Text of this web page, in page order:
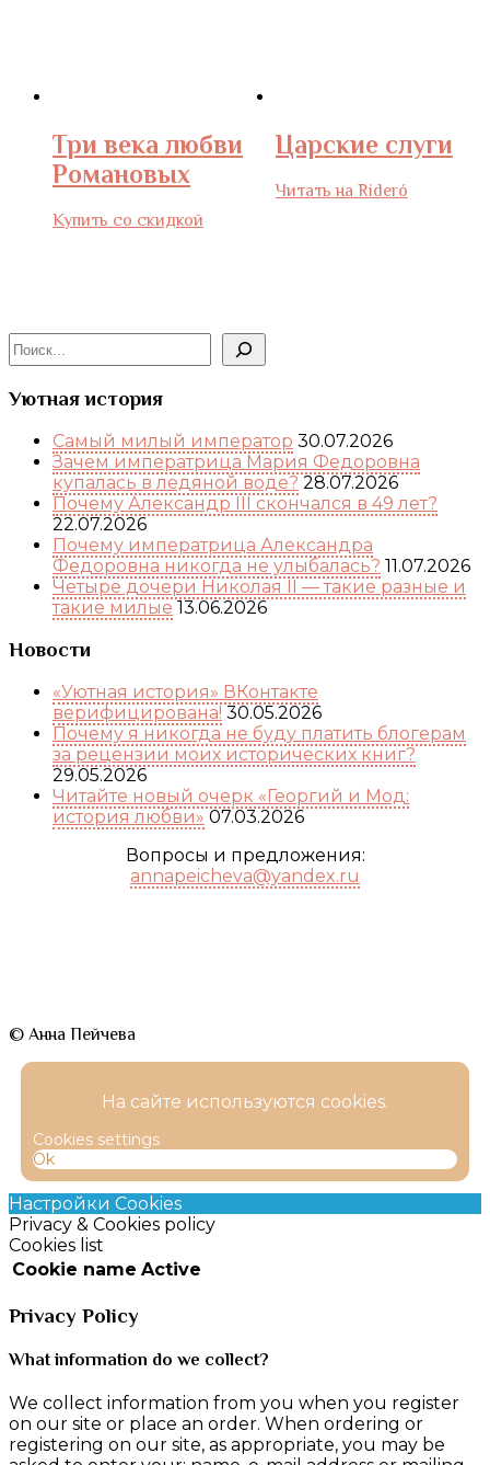
Три века любви
Романовых
Купить со скидкой
Царские слуги
Читать на Rideró
Поиск
Уютная история
Самый милый император 30.07.2026
Зачем императрица Мария Федоровна
купалась в ледяной воде? 28.07.2026
Почему Александр III скончался в 49 лет?
22.07.2026
Почему императрица Александра
Федоровна никогда не улыбалась? 11.07.2026
Четыре дочери Николая II — такие разные и
такие милые 13.06.2026
Новости
«Уютная история» ВКонтакте
верифицирована! 30.05.2026
Почему я никогда не буду платить блогерам
за рецензии моих исторических книг?
29.05.2026
Читайте новый очерк «Георгий и Мод:
история любви» 07.03.2026
Вопросы и предложения:
annapeicheva@yandex.ru
© Анна Пейчева
На сайте используются cookies.
Cookies settings
Ok
Настройки Cookies
Privacy & Cookies policy
Cookies list
Cookie name Active
Privacy Policy
What information do we collect?
We collect information from you when you register
on our site or place an order. When ordering or
registering on our site, as appropriate, you may be